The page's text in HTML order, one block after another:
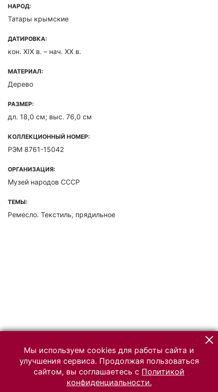
НАРОД:
Татары крымские
ДАТИРОВКА:
кон. XIX в. – нач. XX в.
МАТЕРИАЛ:
Дерево
РАЗМЕР:
дл. 18,0 см; выс. 76,0 см
КОЛЛЕКЦИОННЫЙ НОМЕР:
РЭМ 8761-15042
ОРГАНИЗАЦИЯ:
Музей народов СССР
ТЕМЫ:
Ремесло. Текстиль, прядильное
Мы используем cookies для работы сайта и
улучшения сервиса. Продолжая пользоваться
сайтом, вы соглашаетесь с Политикой
конфиденциальности.